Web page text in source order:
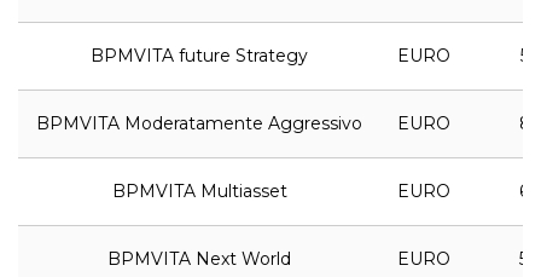
BPMVITA future Strategy EURO
BPMVITA Moderatamente Aggressivo EURO
BPMVITA Multiasset EURO
BPMVITA Next World EURO